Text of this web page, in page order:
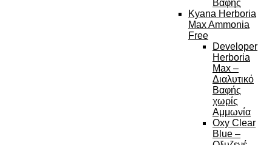
Βαφής
Kyana Herboria
Max Ammonia
Free
Developer
Herboria
Max –
Διαλυτικό
Βαφής
χωρίς
Αμμωνία
Oxy Clear
Blue –